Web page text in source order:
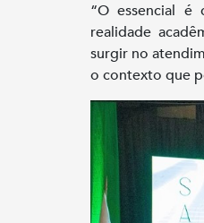
“O essencial é
realidade
surgir no
o contexto que